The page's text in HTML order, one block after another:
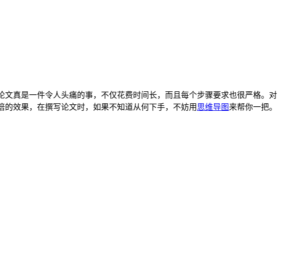
真是一件令人头痛的事，不仅花费时间长，而且每个步骤要求也很严格。对
效果，在撰写论文时，如果不知道从何下手，不妨用 思维导图 来帮你一把。